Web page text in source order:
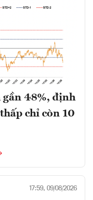
48%, định
chỉ còn 10
17:59, 09/08/2026